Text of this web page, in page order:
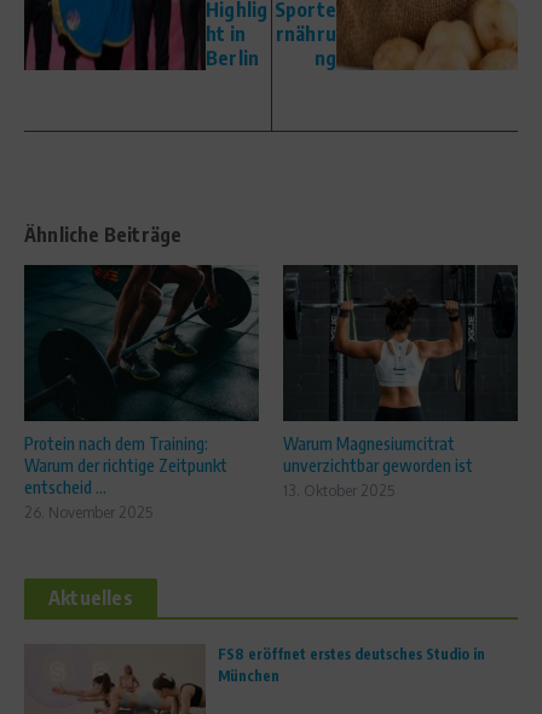
Highlig
ht in
Berlin
Sporte
rnähru
ng
Ähnliche Beiträge
Protein nach dem Training:
Warum der richtige Zeitpunkt
entscheid ...
26. November 2025
Warum Magnesiumcitrat
unverzichtbar geworden ist
13. Oktober 2025
Aktuelles
FS8 eröffnet erstes deutsches Studio in
München